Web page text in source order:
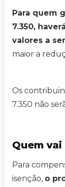
Para quem
7.350,
valores a
maior a
Os
7.350 não
Quem
Para
isenção, o